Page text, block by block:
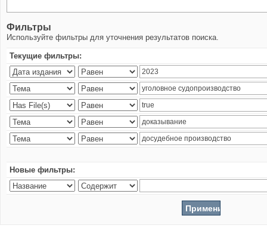
Фильтры
Используйте фильтры для уточнения результатов поиска.
Текущие фильтры:
Новые фильтры: